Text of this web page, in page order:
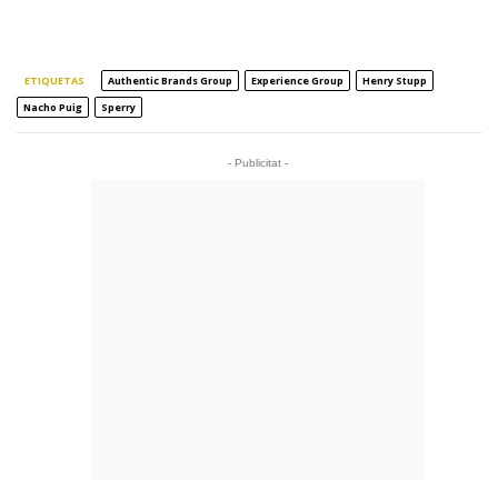
ETIQUETAS Authentic Brands Group Experience Group
Henry Stupp
Nacho Puig
Sperry
- Publicitat -